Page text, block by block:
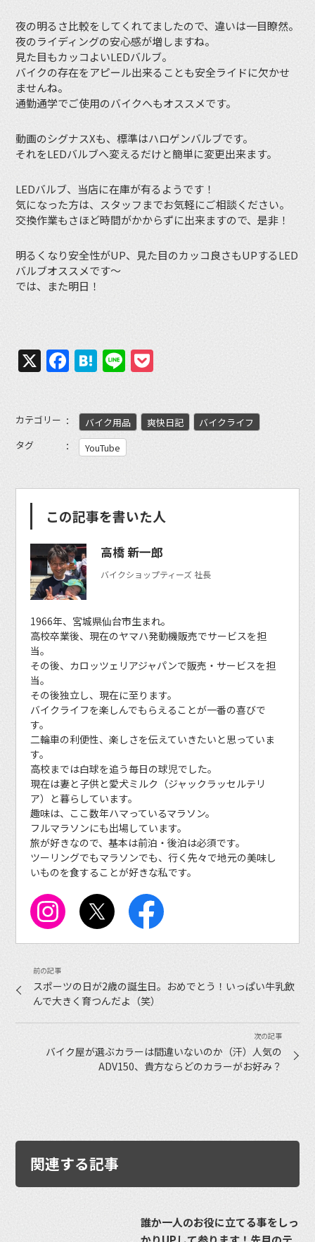
夜の明るさ比較をしてくれてましたので、違いは一目瞭然。
夜のライディングの安心感が増しますね。
見た目もカッコよいLEDバルブ。
バイクの存在をアピール出来ることも安全ライドに欠かせ
ませんね。
通勤通学でご使用のバイクへもオススメです。
動画のシグナスXも、標準はハロゲンバルブです。
それをLEDバルブへ変えるだけと簡単に変更出来ます。
LEDバルブ、当店に在庫が有るようです！
気になった方は、スタッフまでお気軽にご相談ください。
交換作業もさほど時間がかからずに出来ますので、是非！
明るくなり安全性がUP、見た目のカッコ良さもUPするLED
バルブオススメです〜
では、また明日！
X Facebook
Hatena
Line
カテゴリー バイク用品 爽快日記
バイクライフ
タグ
YouTube
この記事を書いた人
高橋 新一郎
バイクショップティーズ 社長
1966年、宮城県仙台市生まれ。
高校卒業後、現在のヤマハ発動機販売でサービスを担
当。
その後、カロッツェリアジャパンで販売・サービスを担
当。
その後独立し、現在に至ります。
バイクライフを楽しんでもらえることが一番の喜びで
す。
二輪車の利便性、楽しさを伝えていきたいと思っていま
す。
高校までは白球を追う毎日の球児でした。
現在は妻と子供と愛犬ミルク（ジャックラッセルテリ
ア）と暮らしています。
趣味は、ここ数年ハマっているマラソン。
フルマラソンにも出場しています。
旅が好きなので、基本は前泊・後泊は必須です。
ツーリングでもマラソンでも、行く先々で地元の美味し
いものを食することが好きな私です。
スポーツの日が2歳の誕生日。おめでとう！いっぱい牛乳飲
んで大きく育つんだよ（笑）
バイク屋が選ぶカラーは間違いないのか（汗）人気の
ADV150、貴方ならどのカラーがお好み？
関連する記事
誰か一人のお役に立てる事をしっ